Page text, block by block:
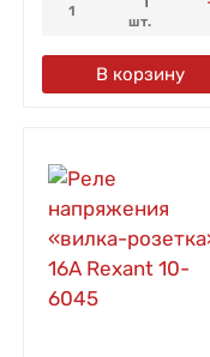
1
шт.
В корзину